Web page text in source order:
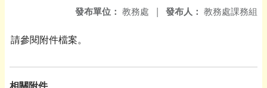
發布人： 教務處課務組
發布單位： 教務處 |
請參閱附件檔案。